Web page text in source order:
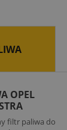
OPEL
filtr paliwa do